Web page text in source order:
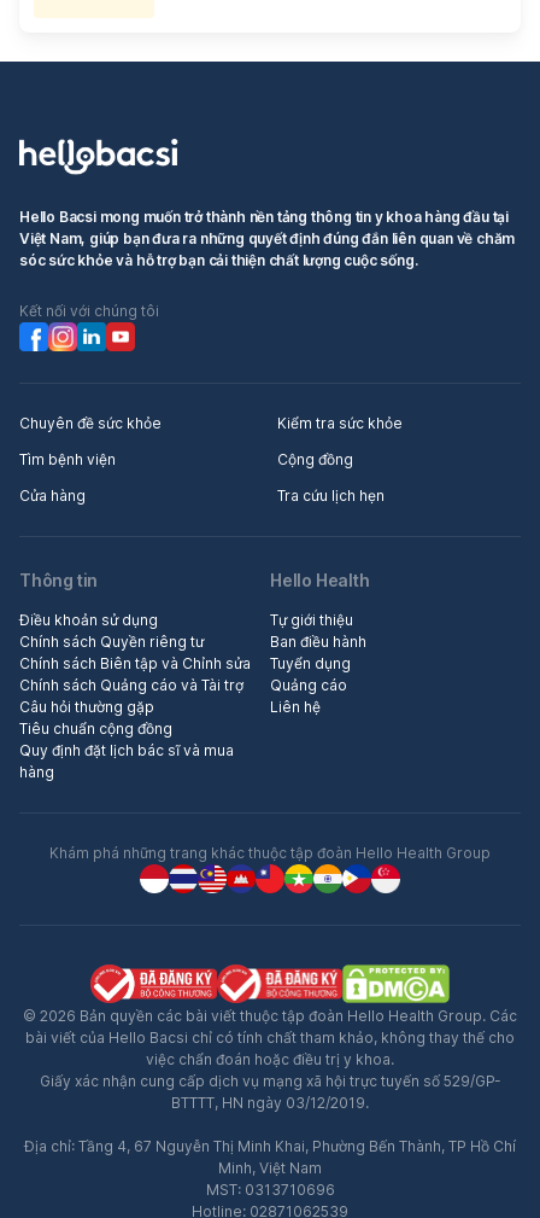
Hello Bacsi mong muốn trở thành nền tảng thông tin y khoa hàng đầu tại
Việt Nam, giúp bạn đưa ra những quyết định đúng đắn liên quan về chăm
sóc sức khỏe và hỗ trợ bạn cải thiện chất lượng cuộc sống.
Kết nối với chúng tôi
Chuyên đề sức khỏe
Kiểm tra sức khỏe
Tìm bệnh viện
Cộng đồng
Cửa hàng
Tra cứu lịch hẹn
Thông tin
Điều khoản sử dụng
Chính sách Quyền riêng tư
Chính sách Biên tập và Chỉnh sửa
Chính sách Quảng cáo và Tài trợ
Câu hỏi thường gặp
Tiêu chuẩn cộng đồng
Quy định đặt lịch bác sĩ và mua
hàng
Hello Health
Tự giới thiệu
Ban điều hành
Tuyển dụng
Quảng cáo
Liên hệ
Khám phá những trang khác thuộc tập đoàn Hello Health Group
© 2026 Bản quyền các bài viết thuộc tập đoàn Hello Health Group. Các
bài viết của Hello Bacsi chỉ có tính chất tham khảo, không thay thế cho
việc chẩn đoán hoặc điều trị y khoa.
Giấy xác nhận cung cấp dịch vụ mạng xã hội trực tuyến số 529/GP-
BTTTT, HN ngày 03/12/2019.
Địa chỉ: Tầng 4, 67 Nguyễn Thị Minh Khai, Phường Bến Thành, TP Hồ Chí
Minh, Việt Nam
MST: 0313710696
Hotline: 02871062539